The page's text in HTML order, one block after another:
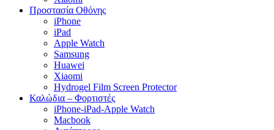
Προστασία Οθόνης
iPhone
iPad
Apple Watch
Samsung
Huawei
Xiaomi
Hydrogel Film Screen Protector
Καλώδια – Φορτιστές
iPhone-iPad-Apple Watch
Macbook